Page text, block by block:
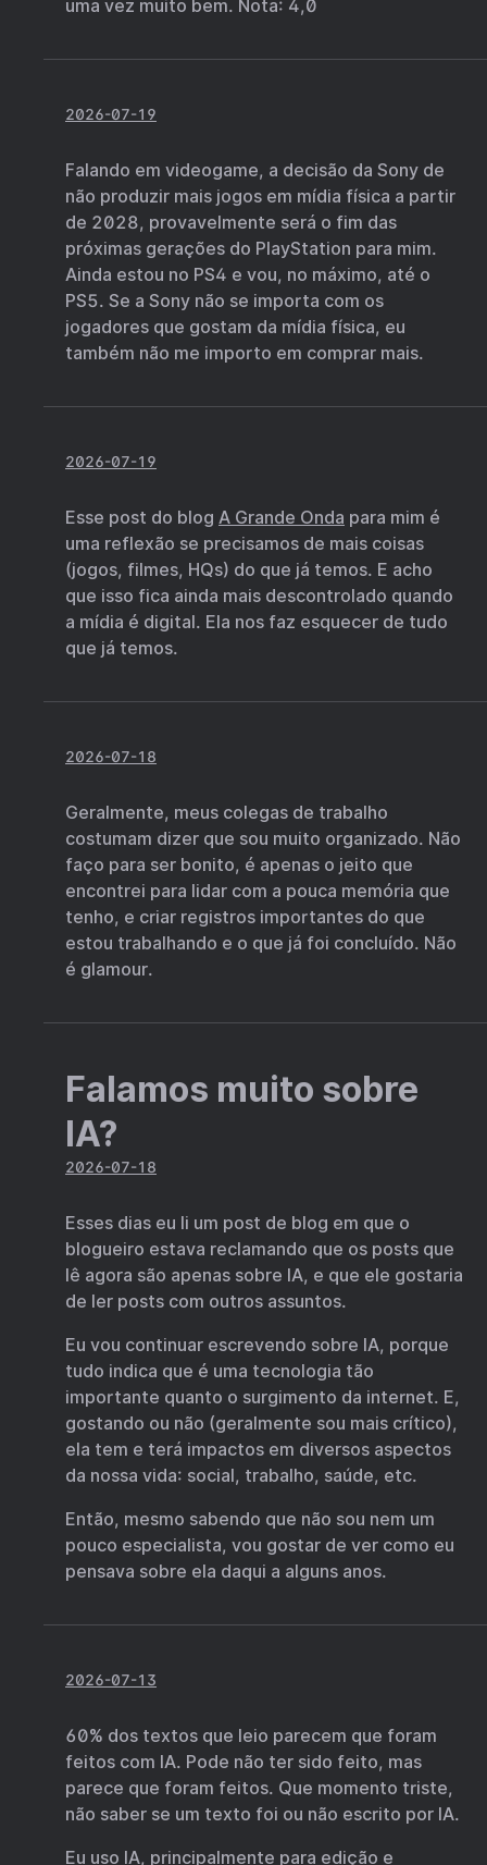
uma vez muito bem. Nota: 4,0
2026-07-19
Falando em videogame, a decisão da Sony de
não produzir mais jogos em mídia física a partir
de 2028, provavelmente será o fim das
próximas gerações do PlayStation para mim.
Ainda estou no PS4 e vou, no máximo, até o
PS5. Se a Sony não se importa com os
jogadores que gostam da mídia física, eu
também não me importo em comprar mais.
2026-07-19
Esse post do blog A Grande Onda para mim é
uma reflexão se precisamos de mais coisas
(jogos, filmes, HQs) do que já temos. E acho
que isso fica ainda mais descontrolado quando
a mídia é digital. Ela nos faz esquecer de tudo
que já temos.
2026-07-18
Geralmente, meus colegas de trabalho
costumam dizer que sou muito organizado. Não
faço para ser bonito, é apenas o jeito que
encontrei para lidar com a pouca memória que
tenho, e criar registros importantes do que
estou trabalhando e o que já foi concluído. Não
é glamour.
Falamos muito sobre
IA?
2026-07-18
Esses dias eu li um post de blog em que o
blogueiro estava reclamando que os posts que
lê agora são apenas sobre IA, e que ele gostaria
de ler posts com outros assuntos.
Eu vou continuar escrevendo sobre IA, porque
tudo indica que é uma tecnologia tão
importante quanto o surgimento da internet. E,
gostando ou não (geralmente sou mais crítico),
ela tem e terá impactos em diversos aspectos
da nossa vida: social, trabalho, saúde, etc.
Então, mesmo sabendo que não sou nem um
pouco especialista, vou gostar de ver como eu
pensava sobre ela daqui a alguns anos.
2026-07-13
60% dos textos que leio parecem que foram
feitos com IA. Pode não ter sido feito, mas
parece que foram feitos. Que momento triste,
não saber se um texto foi ou não escrito por IA.
Eu uso IA, principalmente para edição e